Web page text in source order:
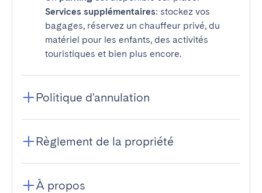
Services supplémentaires: stockez vos
bagages, réservez un chauffeur privé, du
matériel pour les enfants, des activités
touristiques et bien plus encore.
Politique d'annulation
Règlement de la propriété
À propos